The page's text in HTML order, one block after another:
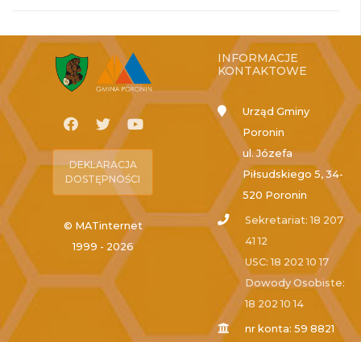
DEKLARACJA
DOSTĘPNOŚCI
© MATinternet
1999 - 2026
INFORMACJE
KONTAKTOWE
Urząd Gminy
Poronin
ul. Józefa
Piłsudskiego 5, 34-
520 Poronin
Sekretariat: 18 207
41 12
USC: 18 202 10 17
Dowody Osobiste:
18 202 10 14
nr konta: 59 8821